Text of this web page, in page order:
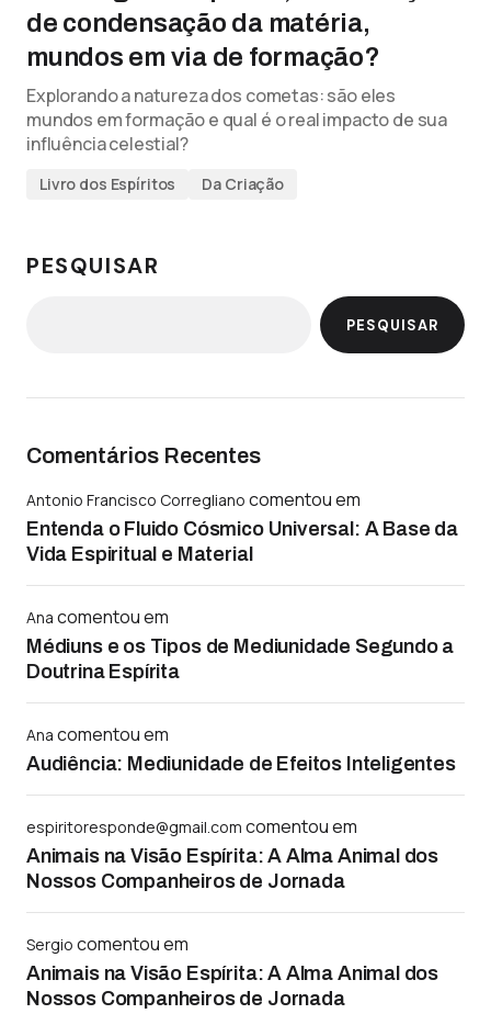
de condensação da matéria,
mundos em via de formação?
Explorando a natureza dos cometas: são eles
mundos em formação e qual é o real impacto de sua
influência celestial?
Livro dos Espíritos Da Criação
PESQUISAR
PESQUISAR
Comentários Recentes
Antonio Francisco Corregliano comentou em
Entenda o Fluido Cósmico Universal: A Base da
Vida Espiritual e Material
Ana comentou em
Médiuns e os Tipos de Mediunidade Segundo a
Doutrina Espírita
Ana comentou em
Audiência: Mediunidade de Efeitos Inteligentes
espiritoresponde@gmail.com comentou em
Animais na Visão Espírita: A Alma Animal dos
Nossos Companheiros de Jornada
Sergio comentou em
Animais na Visão Espírita: A Alma Animal dos
Nossos Companheiros de Jornada